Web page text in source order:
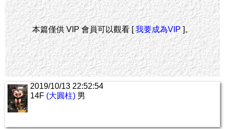
本篇僅供 VIP 會員可以觀看 [我要成為VIP]。
2019/10/13 22:52:54
14F (大圓柱) 男